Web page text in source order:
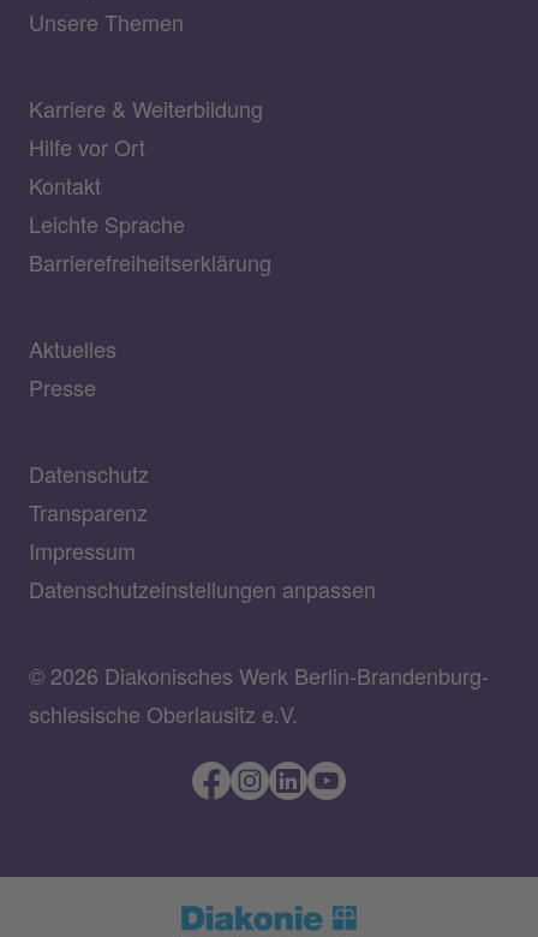
Unsere Themen
Karriere & Weiterbildung
Hilfe vor Ort
Kontakt
Leichte Sprache
Barrierefreiheitserklärung
Aktuelles
Presse
Datenschutz
Transparenz
Impressum
Datenschutzeinstellungen anpassen
© 2026 Diakonisches Werk Berlin-Brandenburg-
schlesische Oberlausitz e.V.